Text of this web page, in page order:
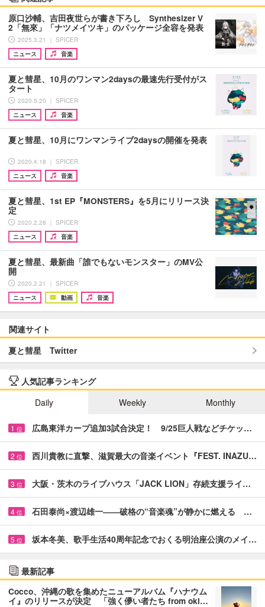
原口沙輔、吉田夜世らが書き下ろし Synthesizer V
2「無來」「ナツメイツキ」のパッケージ全容を発表
2025.3.21 ｜ SPICER
ニュース
音楽
夏と彗星、10月のワンマン2daysの最速先行受付がス
タート
2020.5.20 ｜ SPICER
ニュース
音楽
夏と彗星、10月にワンマンライブ2daysの開催を発表
2020.4.18 ｜ SPICER
ニュース
音楽
夏と彗星、1st EP『MONSTERS』を5月にリリース決
定
2020.2.28 ｜ SPICER
ニュース
音楽
夏と彗星、最新曲「誰でもないモンスター」のMV公
開
2020.2.21 ｜ SPICER
ニュース
動画 音楽
関連サイト
夏と彗星 Twitter
人気記事ランキング
Daily
Weekly Monthly
1 位 広島東洋カープ追加3試合決定！ 9/25巨人戦などチケッ…
2 位 西川貴教に直撃、滋賀最大の音楽イベント『FEST. INAZU…
3 位 大阪・茨木のライブハウス「JACK LION」存続支援ライ…
4 位 石田泰尚×渡辺雄一――破格の“音楽魂”が静かに燃える …
5 位 坂本冬美、歌手生活40周年記念でおくる明治座公演のメイ…
最新記事
Cocco、沖縄の歌を集めたニューアルバム『ハナウム
イ』のリリースが決定 「強く儚い者たち from oki…